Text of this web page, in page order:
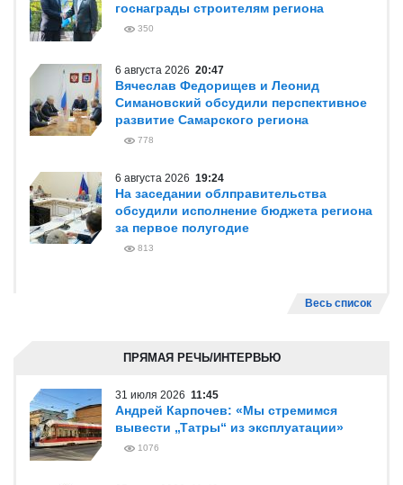
госнаграды строителям региона
350
6 августа 2026 20:47
Вячеслав Федорищев и Леонид
Симановский обсудили перспективное
развитие Самарского региона
778
6 августа 2026 19:24
На заседании облправительства
обсудили исполнение бюджета региона
за первое полугодие
813
Весь список
ПРЯМАЯ РЕЧЬ/ИНТЕРВЬЮ
31 июля 2026 11:45
Андрей Карпочев: «Мы стремимся
вывести „Татры“ из эксплуатации»
1076